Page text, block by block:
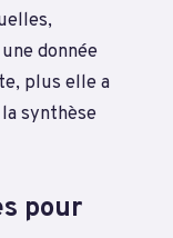
donnée
plus elle a
synthèse
pour